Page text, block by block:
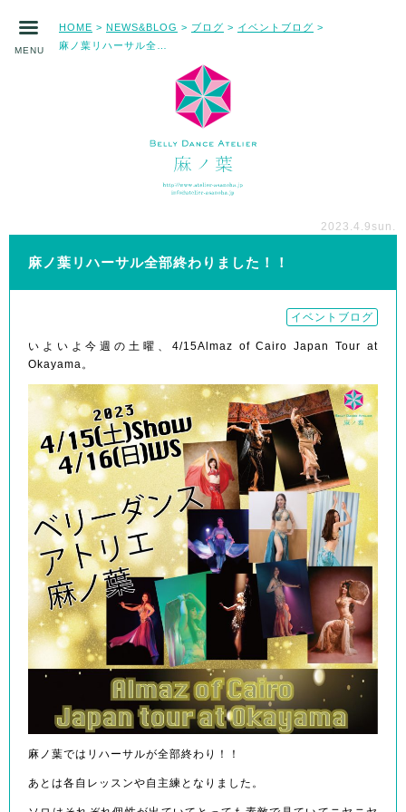
MENU
HOME > NEWS&BLOG > ブログ > イベントブログ >
2023.4.9 sun.
麻ノ葉リハーサル全部終わりました！！
イベントブログ
いよいよ今週の土曜、4/15Almaz of Cairo Japan Tour at
Okayama。
麻ノ葉ではリハーサルが全部終わり！！
あとは各自レッスンや自主練となりました。